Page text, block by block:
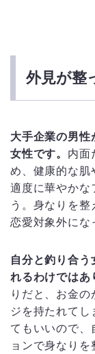
外見が整
大手企業の男性
女性です。 内面
め、健康的な肌
適度に華やかな
う。身なりを整
恋愛対象外にな
自分と釣り合う
れるわけではあ
りだと、お金
ジを持たれてし
てもいいので、
ョンで身なりを